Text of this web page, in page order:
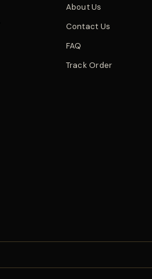
About Us
Contact Us
FAQ
Track Order